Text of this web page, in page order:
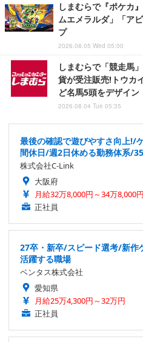
しまむらで『ポケカ
ムエメラルダ」「ア
プ
2026.08.05 Wed 05:00
しまむらで「競走馬
貨が受注販売!トウカ
ど名馬5頭をデザイン
2026.08.04 Tue 05:35
最後の確認で遊びやすさ向上!/
間休日/週2日休める勤務体系/
株式会社C-Link
大阪府
月給32万8,000円～34万8,000円
正社員
27卒・新卒/スピード選考/新作
活躍する職場
ベンタス株式会社
愛知県
月給25万4,300円～32万円
正社員